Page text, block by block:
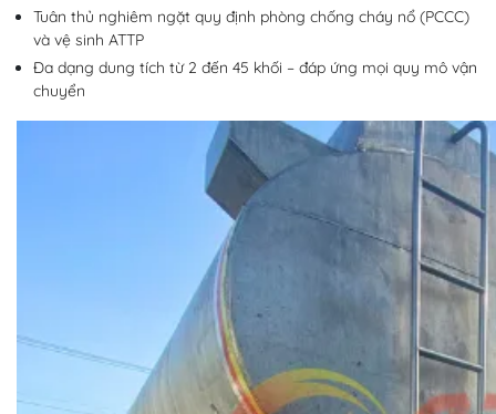
Tuân thủ nghiêm ngặt quy định phòng chống cháy nổ (PCCC)
và vệ sinh ATTP
Đa dạng dung tích từ 2 đến 45 khối – đáp ứng mọi quy mô vận
chuyển